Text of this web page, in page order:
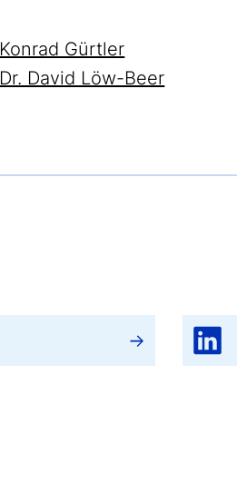
Konrad Gürtler
Dr. David Löw-Beer